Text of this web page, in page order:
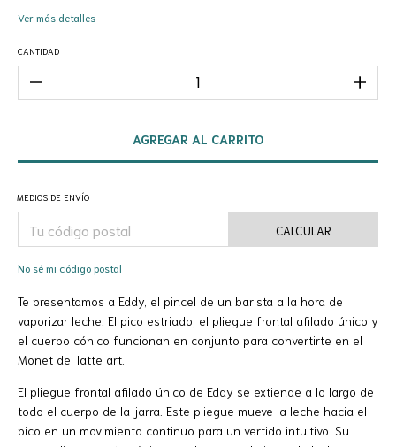
Ver más detalles
CANTIDAD
MEDIOS DE ENVÍO
CALCULAR
No sé mi código postal
Te presentamos a Eddy, el pincel de un barista a la hora de
vaporizar leche. El pico estriado, el pliegue frontal afilado único y
el cuerpo cónico funcionan en conjunto para convertirte en el
Monet del latte art.
El pliegue frontal afilado único de Eddy se extiende a lo largo de
todo el cuerpo de la jarra. Este pliegue mueve la leche hacia el
pico en un movimiento continuo para un vertido intuitivo. Su